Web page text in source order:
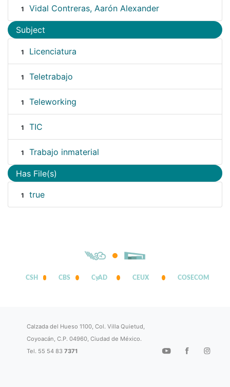
1 Vidal Contreras, Aarón Alexander
Subject
1 Licenciatura
1 Teletrabajo
1 Teleworking
1 TIC
1 Trabajo inmaterial
Has File(s)
1 true
CSH CBS CyAD CEUX COSECOM
Calzada del Hueso 1100, Col. Villa Quietud,
Coyoacán, C.P. 04960, Ciudad de México.
Tel. 55 54 837371